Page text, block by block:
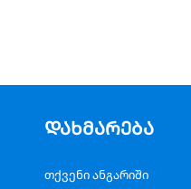
დახმარება
თქვენი ანგარიში